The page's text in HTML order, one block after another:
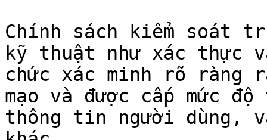
Chính sách kiểm soát
kỹ thuật như xác thực
chức xác minh rõ ràng
mạo và được cấp mức
thông tin người dùng,